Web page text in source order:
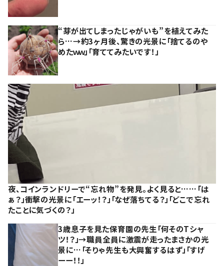
“芽が出てしまったじゃがいも”を植えてみた
ら…→約3ヶ月後、驚きの光景に「捨てるのや
めたｗｗ」「育ててみたいです！」
夜、コインランドリーで“忘れ物”を発見。よく見ると……「は
ぁ？」衝撃の光景に「エーッ！？」「なぜ落ちてる？」「どこで忘れ
たことに気づくの？」
3歳息子を見た保育園の先生「何そのTシャ
ツ！？」→職員全員に激震が走ったまさかの光
景に…「そりゃ先生も大興奮するはず」「すげ
ーー！！」